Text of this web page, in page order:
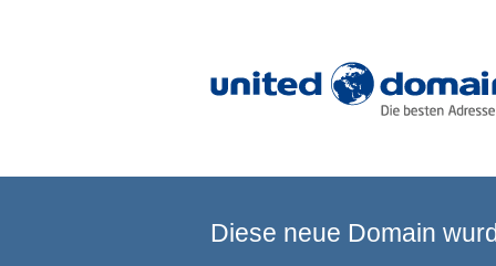
Diese neue Domain